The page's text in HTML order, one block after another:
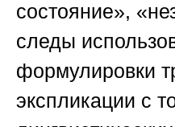
состояние»,
следы
формулировки
экспликации с